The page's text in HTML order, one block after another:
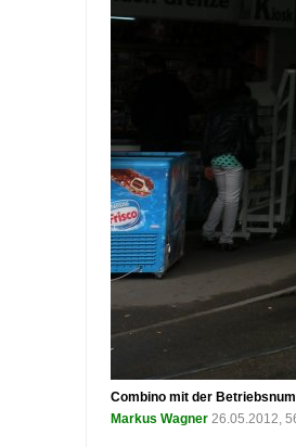
Combino mit der
Markus Wagner 26.05.2012,